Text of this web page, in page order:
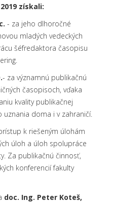
získali:
- za jeho dlhoročné
mladých vedeckých
šéfredaktora časopisu
- za významnú publikačnú
časopisoch, vďaka
kvality publikačnej
uznania doma i v zahraničí.
k riešeným úlohám
úloh a úloh spolupráce
Za publikačnú činnosť,
konferencií fakulty
doc. Ing. Peter Koteš,